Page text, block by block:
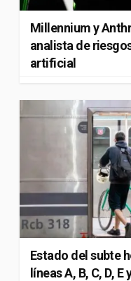
Millennium y
analista de
artificial
Estado del subte
líneas A, B, C, D,